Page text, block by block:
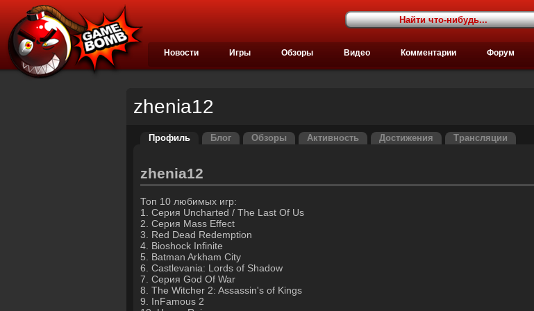
Новости Игры Обзоры Видео Комментарии Форум
zhenia12
Профиль Блог Обзоры Активность Достижения Трансляции
zhenia12
Топ 10 любимых игр:
1. Серия Uncharted / The Last Of Us
2. Серия Mass Effect
3. Red Dead Redemption
4. Bioshock Infinite
5. Batman Arkham City
6. Castlevania: Lords of Shadow
7. Серия God Of War
8. The Witcher 2: Assassin's of Kings
9. InFamous 2